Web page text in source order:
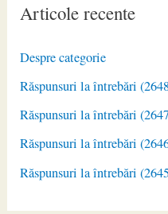
Articole recente
Despre categorie
Răspunsuri la întrebări
Răspunsuri la întrebări
Răspunsuri la întrebări
Răspunsuri la întrebări